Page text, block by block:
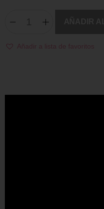
Añadir a lista de favoritos